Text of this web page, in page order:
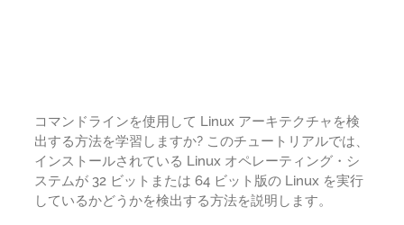
コマンドラインを使用して Linux アーキテクチャを検
出する方法を学習しますか? このチュートリアルでは、
インストールされている Linux オペレーティング・シ
ステムが 32 ビットまたは 64 ビット版の Linux を実行
しているかどうかを検出する方法を説明します。